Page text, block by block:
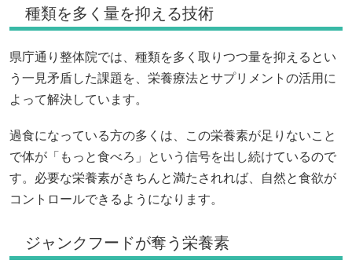
種類を多く量を抑える技術
県庁通り整体院では、種類を多く取りつつ量を抑えるとい
う一見矛盾した課題を、栄養療法とサプリメントの活用に
よって解決しています。
過食になっている方の多くは、この栄養素が足りないこと
で体が「もっと食べろ」という信号を出し続けているので
す。必要な栄養素がきちんと満たされれば、自然と食欲が
コントロールできるようになります。
ジャンクフードが奪う栄養素